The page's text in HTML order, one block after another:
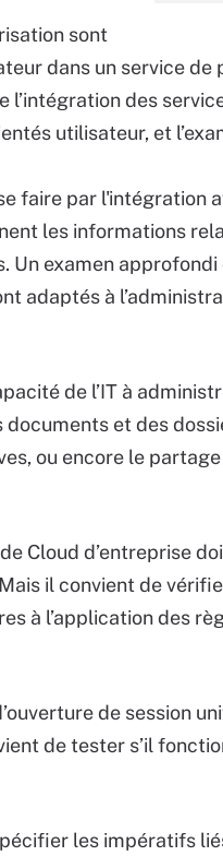
sont
dans un service
des
utilisateur, et
faire par l'intégration
les informations
Un examen
adaptés à
de l’IT à
documents et des
ou encore le
Cloud d’entreprise
il convient de
à l’application des
de session
de tester s’il
les impératifs